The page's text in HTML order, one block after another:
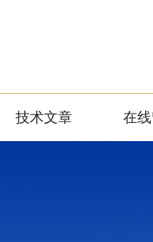
技术文章 在